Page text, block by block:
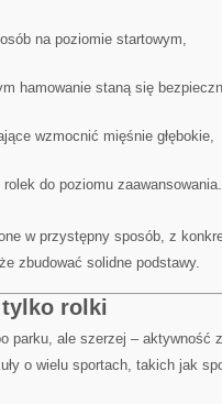
na poziomie startowym,
hamowanie staną się
wzmocnić mięśnie głębokie,
do poziomu zaawansowania.
w przystępny sposób, z
zbudować solidne podstawy.
tylko rolki
parku, ale szerzej – aktywność
o wielu sportach, takich jak